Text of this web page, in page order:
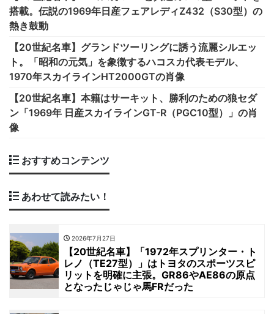
搭載。伝説の1969年日産フェアレディZ432（S30型）の
熱き鼓動
【20世紀名車】グランドツーリングに誘う流麗シルエッ
ト。「昭和の元気」を象徴するハコスカ代表モデル、
1970年スカイラインHT2000GTの肖像
【20世紀名車】本籍はサーキット、勝利のための狼セダ
ン「1969年 日産スカイラインGT-R（PGC10型）」の肖
像
おすすめコンテンツ
あわせて読みたい！
2026年7月27日
【20世紀名車】「1972年スプリンター・ト
レノ（TE27型）」はトヨタのスポーツスピ
リットを明確に主張。GR86やAE86の原点
となったじゃじゃ馬FRだった